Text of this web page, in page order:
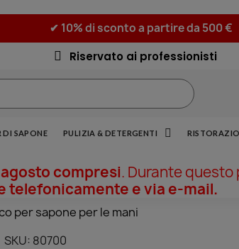
✔ 10% di sconto a partire da 500 €
Riservato ai professionisti
DI SAPONE PULIZIA & DETERGENTI
agosto compresi. Durante
telefonicamente e via e-mail.
per sapone per le mani
SKU 80700